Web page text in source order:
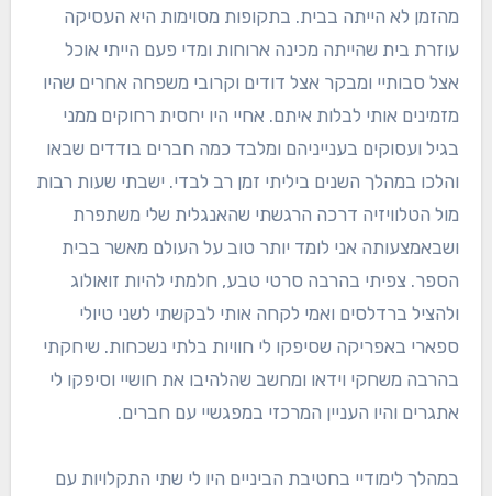
מהזמן לא הייתה בבית. בתקופות מסוימות היא העסיקה
עוזרת בית שהייתה מכינה ארוחות ומדי פעם הייתי אוכל
אצל סבותיי ומבקר אצל דודים וקרובי משפחה אחרים שהיו
מזמינים אותי לבלות איתם. אחיי היו יחסית רחוקים ממני
בגיל ועסוקים בענייניהם ומלבד כמה חברים בודדים שבאו
והלכו במהלך השנים ביליתי זמן רב לבדי. ישבתי שעות רבות
מול הטלוויזיה דרכה הרגשתי שהאנגלית שלי משתפרת
ושבאמצעותה אני לומד יותר טוב על העולם מאשר בבית
הספר. צפיתי בהרבה סרטי טבע, חלמתי להיות זואולוג
ולהציל ברדלסים ואמי לקחה אותי לבקשתי לשני טיולי
ספארי באפריקה שסיפקו לי חוויות בלתי נשכחות. שיחקתי
בהרבה משחקי וידאו ומחשב שהלהיבו את חושיי וסיפקו לי
אתגרים והיו העניין המרכזי במפגשיי עם חברים.
במהלך לימודיי בחטיבת הביניים היו לי שתי התקלויות עם